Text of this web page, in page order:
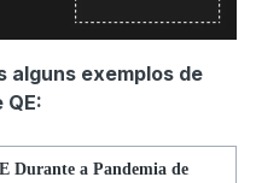
alguns exemplos de
Durante a Pandemia de